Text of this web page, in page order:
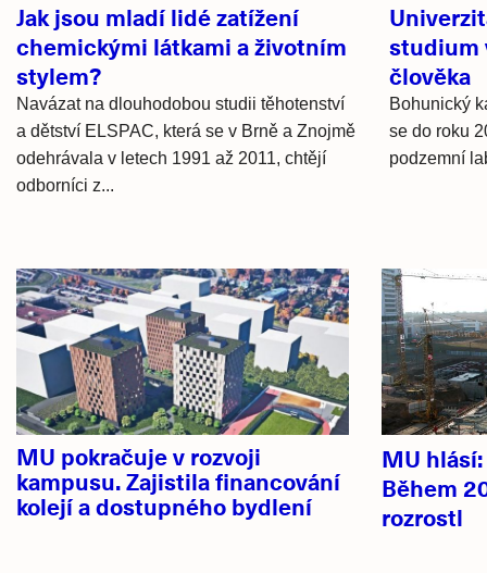
Jak jsou mladí lidé zatížení
chemickými látkami a životním
stylem?
Navázat na dlouhodobou studii těhotenství
a dětství ELSPAC, která se v Brně a Znojmě
odehrávala v letech 1991 až 2011, chtějí
odborníci z...
studium
člověka
Bohunický
se do roku
podzemní
Hlavní
novinky
MU pokračuje v rozvoji
kampusu. Zajistila financování
kolejí a dostupného bydlení
MU
Během
rozrostl